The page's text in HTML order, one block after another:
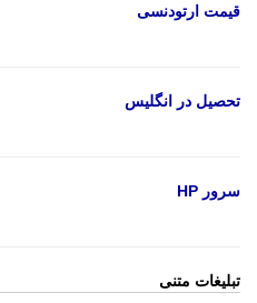
قیمت ارتودنسی
تحصیل در انگلیس
سرور HP
تبلیغات متنی